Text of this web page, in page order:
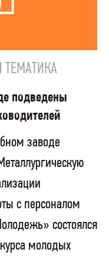
ТЕМАТИКА
подведены
заводе
с персоналом
состоялся
молодых